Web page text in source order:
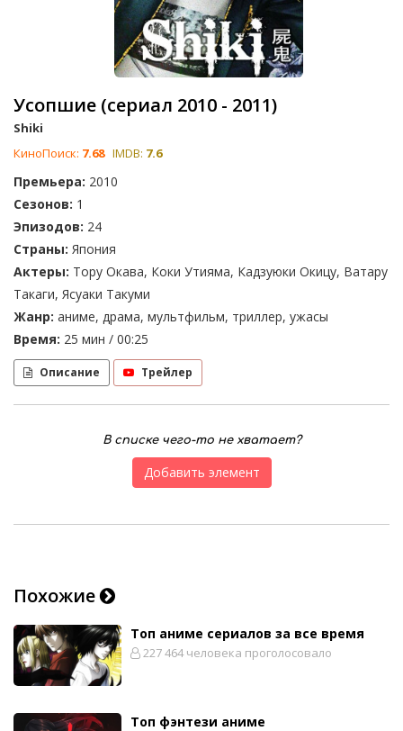
Усопшие (сериал 2010 - 2011)
Shiki
КиноПоиск: 7.68 IMDB: 7.6
Премьера: 2010
Сезонов: 1
Эпизодов: 24
Страны: Япония
Актеры: Тору Окава, Коки Утияма, Кадзуюки Окицу, Ватару
Такаги, Ясуаки Такуми
Жанр: аниме, драма, мультфильм, триллер, ужасы
Время: 25 мин / 00:25
Описание Трейлер
В списке чего-то не хватает?
Добавить элемент
Похожие
Топ аниме сериалов за все время
227 464 человека проголосовало
Топ фэнтези аниме